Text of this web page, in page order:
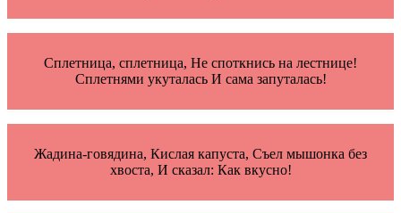
Сплетница, сплетница, Не споткнись на лестнице!
Сплетнями укуталась И сама запуталась!
Жадина-говядина, Кислая капуста, Съел мышонка без
хвоста, И сказал: Как вкусно!